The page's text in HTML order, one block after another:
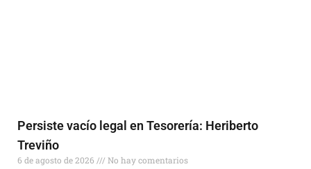
Persiste vacío legal en Tesorería: Heriberto
Treviño
6 de agosto de 2026 No hay comentarios